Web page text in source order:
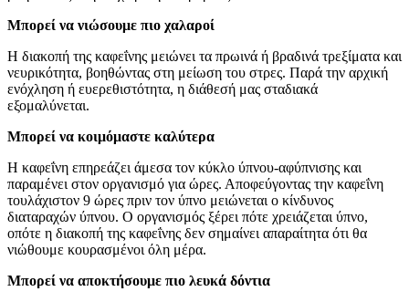
Μπορεί να νιώσουμε πιο χαλαροί
Η διακοπή της καφεΐνης μειώνει τα πρωινά ή βραδινά τρεξίματα και
νευρικότητα, βοηθώντας στη μείωση του στρες. Παρά την αρχική
ενόχληση ή ευερεθιστότητα, η διάθεσή μας σταδιακά
εξομαλύνεται.
Μπορεί να κοιμόμαστε καλύτερα
Η καφεΐνη επηρεάζει άμεσα τον κύκλο ύπνου-αφύπνισης και
παραμένει στον οργανισμό για ώρες. Αποφεύγοντας την καφεΐνη
τουλάχιστον 9 ώρες πριν τον ύπνο μειώνεται ο κίνδυνος
διαταραχών ύπνου. Ο οργανισμός ξέρει πότε χρειάζεται ύπνο,
οπότε η διακοπή της καφεΐνης δεν σημαίνει απαραίτητα ότι θα
νιώθουμε κουρασμένοι όλη μέρα.
Μπορεί να αποκτήσουμε πιο λευκά δόντια